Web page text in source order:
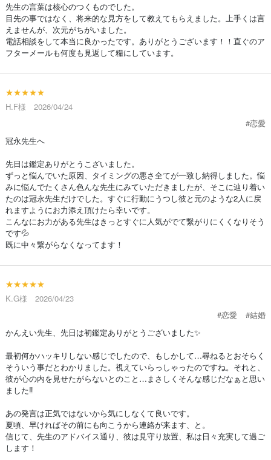
先生の言葉は核心のつくものでした。
目先の事ではなく、将来的な見方をして教えてもらえました。上手くは言
えませんが、次元がちがいました。
電話相談をして本当に良かったです。ありがとうございます！！直ぐのア
フターメールも何度も見返して糧にしています。
★★★★★
H.F様 2026/04/24
#恋愛
冠永先生へ
先日は鑑定ありがとうこざいました。
ずっと悩んでいた原因、タイミングの悪さ全てが一致し納得しました。悩
みに悩んでたくさん色んな先生にみていただきましたが、そこに辿り着い
たのは冠永先生だけでした。すぐに行動にうつし彼と元のような2人に戻
れますようにお力添え頂けたら幸いです。
こんなにお力がある先生はきっとすぐに人気がでて繋がりにくくなりそう
です💦
既に中々繋がらなくなってます！
★★★★★
K.G様 2026/04/23
#恋愛
#結婚
かんえい先生、先日は初鑑定ありがとうございました✨
最初何かハッキリしない感じでしたので、もしかして…尋ねるとおそらく
そういう事だとわかりました。視えていらっしゃったのですね。それと、
彼が心の内を見せたがらないとのこと…まさしくそんな感じだなぁと思い
ました‼️
あの発言は正気ではないから気にしなくて良いです。
夏頃、早ければその前にも向こうから連絡が来ます、と。
信じて、先生のアドバイス通り、彼は見守り放置、私は日々充実して過ご
します！